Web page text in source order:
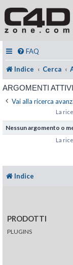
FAQ
Indice Cerca
ARGOMENTI ATTIVI
Vai alla ricerca
La
Nessun argomento o
La
Indice
PRODOTTI
PLUGINS